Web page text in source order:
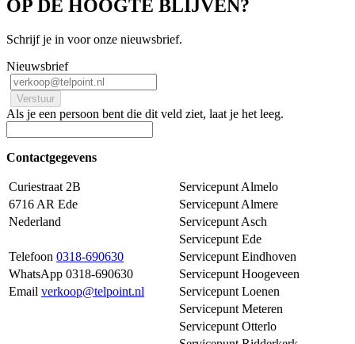
OP DE HOOGTE BLIJVEN?
Schrijf je in voor onze nieuwsbrief.
Nieuwsbrief
Als je een persoon bent die dit veld ziet, laat je het leeg.
Contactgegevens
Curiestraat 2B
Servicepunt Almelo
6716 AR Ede
Servicepunt Almere
Nederland
Servicepunt Asch
Servicepunt Ede
Telefoon 0318-690630
Servicepunt Eindhoven
WhatsApp 0318-690630
Servicepunt Hoogeveen
Email verkoop@telpoint.nl
Servicepunt Loenen
Servicepunt Meteren
Servicepunt Otterlo